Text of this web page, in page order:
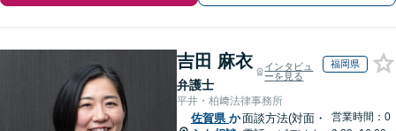
吉田 麻衣
弁護士
インタビュ
ーを見る
福岡県
平井・柏﨑法律事務所
佐賀県 か面談方法(対面・
営業時間：0